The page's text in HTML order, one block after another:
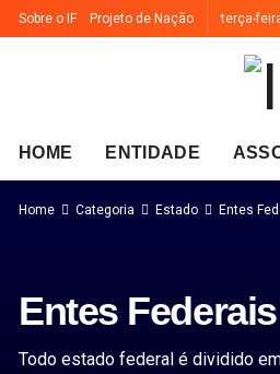
Sobre o IF Projeto de Nação terça-
HOME ENTIDADE
Home Categoria Estado Entes
Entes Federais
Todo estado federal é dividido